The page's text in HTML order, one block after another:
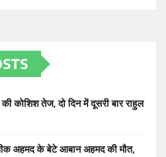
कोशिश तेज, दो दिन में दूसरी बार राहुल
अहमद के बेटे आबान अहमद की मौत,